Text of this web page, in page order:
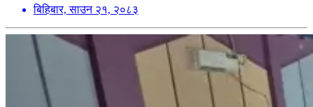
बिहिबार, साउन २१, २०८३